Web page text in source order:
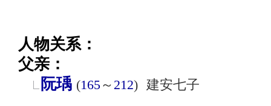
人物关系：
父亲：
阮瑀 (165～ 212) 建安七子